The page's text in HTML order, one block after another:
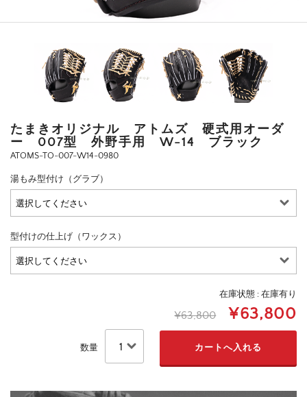
たまきオリジナル アトムズ 硬式用オーダ
ー 007型 外野手用 W-14 ブラック
ATOMS-TO-007-W14-0980
湯もみ型付け（グラブ）
型付けの仕上げ（ワックス）
在庫状態 : 在庫有り
¥63,800 ¥63,800
数量